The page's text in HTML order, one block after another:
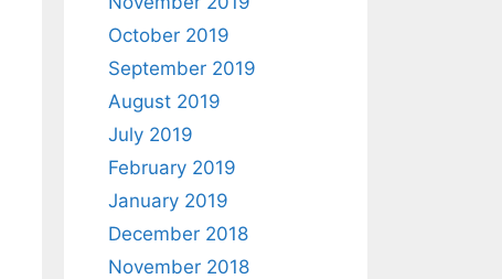
October 2019
September 2019
August 2019
July 2019
February 2019
January 2019
December 2018
November 2018